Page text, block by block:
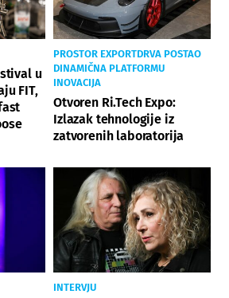
u
FIT,
PROSTOR EXPORTDRVA POSTAO
DINAMIČNA PLATFORMU
INOVACIJA
Otvoren Ri.Tech Expo:
Izlazak tehnologije iz
zatvorenih laboratorija
INTERVJU